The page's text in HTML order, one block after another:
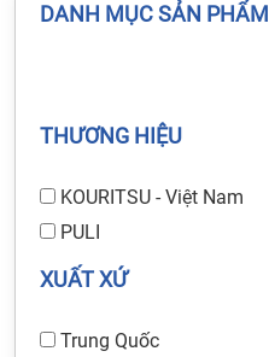
DANH MỤC SẢN PHẨM
THƯƠNG HIỆU
KOURITSU - Việt Nam
PULI
XUẤT XỨ
Trung Quốc